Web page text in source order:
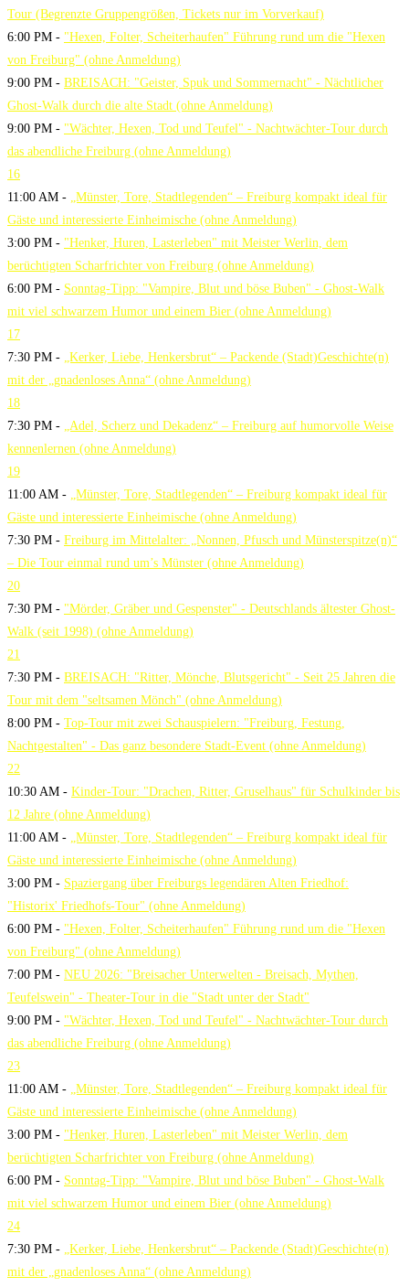
Tour (Begrenzte Gruppengrößen, Tickets nur im Vorverkauf)
6:00 PM - "Hexen, Folter, Scheiterhaufen" Führung rund um die "Hexen
von Freiburg" (ohne Anmeldung)
9:00 PM - BREISACH: "Geister, Spuk und Sommernacht" - Nächtlicher
Ghost-Walk durch die alte Stadt (ohne Anmeldung)
9:00 PM - "Wächter, Hexen, Tod und Teufel" - Nachtwächter-Tour durch
das abendliche Freiburg (ohne Anmeldung)
16
11:00 AM - „Münster, Tore, Stadtlegenden“ – Freiburg kompakt ideal für
Gäste und interessierte Einheimische (ohne Anmeldung)
3:00 PM - "Henker, Huren, Lasterleben" mit Meister Werlin, dem
berüchtigten Scharfrichter von Freiburg (ohne Anmeldung)
6:00 PM - Sonntag-Tipp: "Vampire, Blut und böse Buben" - Ghost-Walk
mit viel schwarzem Humor und einem Bier (ohne Anmeldung)
17
7:30 PM - „Kerker, Liebe, Henkersbrut“ – Packende (Stadt)Geschichte(n)
mit der „gnadenloses Anna“ (ohne Anmeldung)
18
7:30 PM - „Adel, Scherz und Dekadenz“ – Freiburg auf humorvolle Weise
kennenlernen (ohne Anmeldung)
19
11:00 AM - „Münster, Tore, Stadtlegenden“ – Freiburg kompakt ideal für
Gäste und interessierte Einheimische (ohne Anmeldung)
7:30 PM - Freiburg im Mittelalter: „Nonnen, Pfusch und Münsterspitze(n)“
– Die Tour einmal rund um’s Münster (ohne Anmeldung)
20
7:30 PM - "Mörder, Gräber und Gespenster" - Deutschlands ältester Ghost-
Walk (seit 1998) (ohne Anmeldung)
21
7:30 PM - BREISACH: "Ritter, Mönche, Blutsgericht" - Seit 25 Jahren die
Tour mit dem "seltsamen Mönch" (ohne Anmeldung)
8:00 PM - Top-Tour mit zwei Schauspielern: "Freiburg, Festung,
Nachtgestalten" - Das ganz besondere Stadt-Event (ohne Anmeldung)
22
10:30 AM - Kinder-Tour: "Drachen, Ritter, Gruselhaus" für Schulkinder bis
12 Jahre (ohne Anmeldung)
11:00 AM - „Münster, Tore, Stadtlegenden“ – Freiburg kompakt ideal für
Gäste und interessierte Einheimische (ohne Anmeldung)
3:00 PM - Spaziergang über Freiburgs legendären Alten Friedhof:
"Historix' Friedhofs-Tour" (ohne Anmeldung)
6:00 PM - "Hexen, Folter, Scheiterhaufen" Führung rund um die "Hexen
von Freiburg" (ohne Anmeldung)
7:00 PM - NEU 2026: "Breisacher Unterwelten - Breisach, Mythen,
Teufelswein" - Theater-Tour in die "Stadt unter der Stadt"
9:00 PM - "Wächter, Hexen, Tod und Teufel" - Nachtwächter-Tour durch
das abendliche Freiburg (ohne Anmeldung)
23
11:00 AM - „Münster, Tore, Stadtlegenden“ – Freiburg kompakt ideal für
Gäste und interessierte Einheimische (ohne Anmeldung)
3:00 PM - "Henker, Huren, Lasterleben" mit Meister Werlin, dem
berüchtigten Scharfrichter von Freiburg (ohne Anmeldung)
6:00 PM - Sonntag-Tipp: "Vampire, Blut und böse Buben" - Ghost-Walk
mit viel schwarzem Humor und einem Bier (ohne Anmeldung)
24
7:30 PM - „Kerker, Liebe, Henkersbrut“ – Packende (Stadt)Geschichte(n)
mit der „gnadenloses Anna“ (ohne Anmeldung)